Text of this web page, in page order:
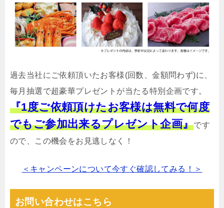
過去当社にご依頼頂いたお客様(回数、金額問わず)に、
毎月抽選で超豪華プレゼントが当たる特別企画です。
『1度ご依頼頂けたお客様は無料で何度
でもご参加出来るプレゼント企画』です
ので、この機会をお見逃しなく！
＜キャンペーンについて今すぐ確認してみる！＞
お問い合わせはこちら